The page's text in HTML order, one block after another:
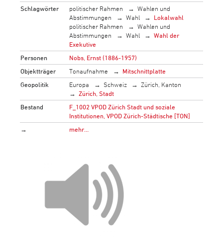
Schlagwörter
politischer Rahmen
Wahlen und
Abstimmungen
Wahl
Lokalwahl
politischer Rahmen
Wahlen und
Abstimmungen
Wahl
Wahl der
Exekutive
Personen
Nobs, Ernst (1886-1957)
Objektträger
Tonaufnahme
Mitschnittplatte
Geopolitik
Europa Schweiz
Zürich, Kanton
Zürich, Stadt
Bestand
F_1002 VPOD Zürich Stadt und soziale
Institutionen, VPOD Zürich-Städtische [TON]
→
mehr…